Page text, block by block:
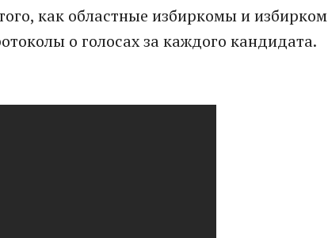
как областные избиркомы и избирком
о голосах за каждого кандидата.